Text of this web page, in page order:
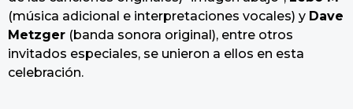
(música adicional e interpretaciones vocales) y Dave
Metzger (banda sonora original), entre otros
invitados especiales, se unieron a ellos en esta
celebración.